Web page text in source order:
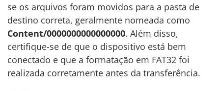
se os arquivos foram movidos para a pasta de
destino correta, geralmente nomeada como
Content/0000000000000000. Além disso,
certifique-se de que o dispositivo está bem
conectado e que a formatação em FAT32 foi
realizada corretamente antes da transferência.